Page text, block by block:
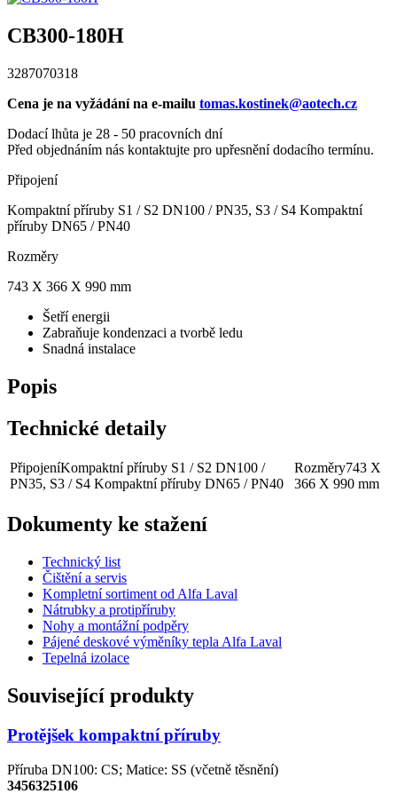
CB300-180H
3287070318
Cena je na vyžádání na e-mailu tomas.kostinek@aotech.cz
Dodací lhůta je 28 - 50 pracovních dní
Před objednáním nás kontaktujte pro upřesnění dodacího termínu.
Připojení
Kompaktní příruby S1 / S2 DN100 / PN35, S3 / S4 Kompaktní
příruby DN65 / PN40
Rozměry
743 X 366 X 990 mm
Šetří energii
Zabraňuje kondenzaci a tvorbě ledu
Snadná instalace
Popis
Technické detaily
PřipojeníKompaktní příruby S1 / S2 DN100 /
PN35, S3 / S4 Kompaktní příruby DN65 / PN40
Rozměry743 X
366 X 990 mm
Dokumenty ke stažení
Technický list
Čištění a servis
Kompletní sortiment od Alfa Laval
Nátrubky a protipříruby
Nohy a montážní podpěry
Pájené deskové výměníky tepla Alfa Laval
Tepelná izolace
Související produkty
Protějšek kompaktní příruby
Příruba DN100: CS; Matice: SS (včetně těsnění)
3456325106